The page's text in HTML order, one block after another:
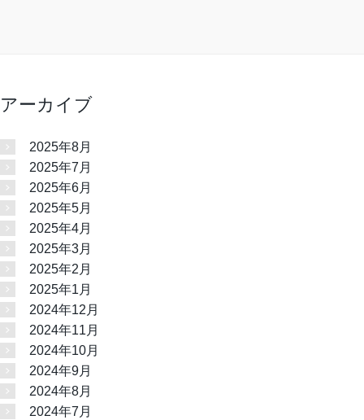
アーカイブ
2025年8月
2025年7月
2025年6月
2025年5月
2025年4月
2025年3月
2025年2月
2025年1月
2024年12月
2024年11月
2024年10月
2024年9月
2024年8月
2024年7月